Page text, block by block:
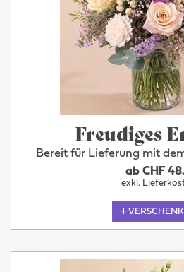
Freudiges
Bereit für Lieferung mit
ab CHF
exkl.